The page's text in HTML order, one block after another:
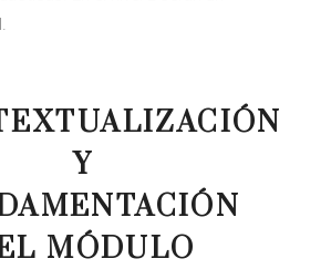
Y
MÓDULO